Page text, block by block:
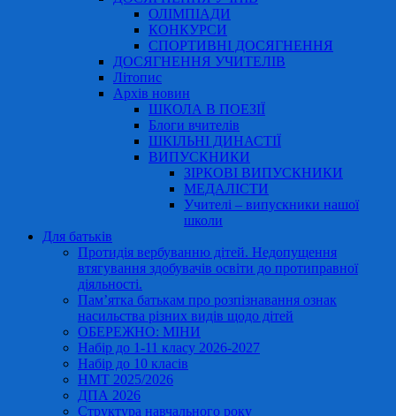
ОЛІМПІАДИ
КОНКУРСИ
СПОРТИВНІ ДОСЯГНЕННЯ
ДОСЯГНЕННЯ УЧИТЕЛІВ
Літопис
Архів новин
ШКОЛА В ПОЕЗІЇ
Блоги вчителів
ШКІЛЬНІ ДИНАСТІЇ
ВИПУСКНИКИ
ЗІРКОВІ ВИПУСКНИКИ
МЕДАЛІСТИ
Учителі – випускники нашої
школи
Для батьків
Протидія вербуванню дітей. Недопущення
втягування здобувачів освіти до протиправної
діяльності.
Пам’ятка батькам про розпізнавання ознак
насильства різних видів щодо дітей
ОБЕРЕЖНО: МІНИ
Набір до 1-11 класу 2026-2027
Набір до 10 класів
НМТ 2025/2026
ДПА 2026
Структура навчального року